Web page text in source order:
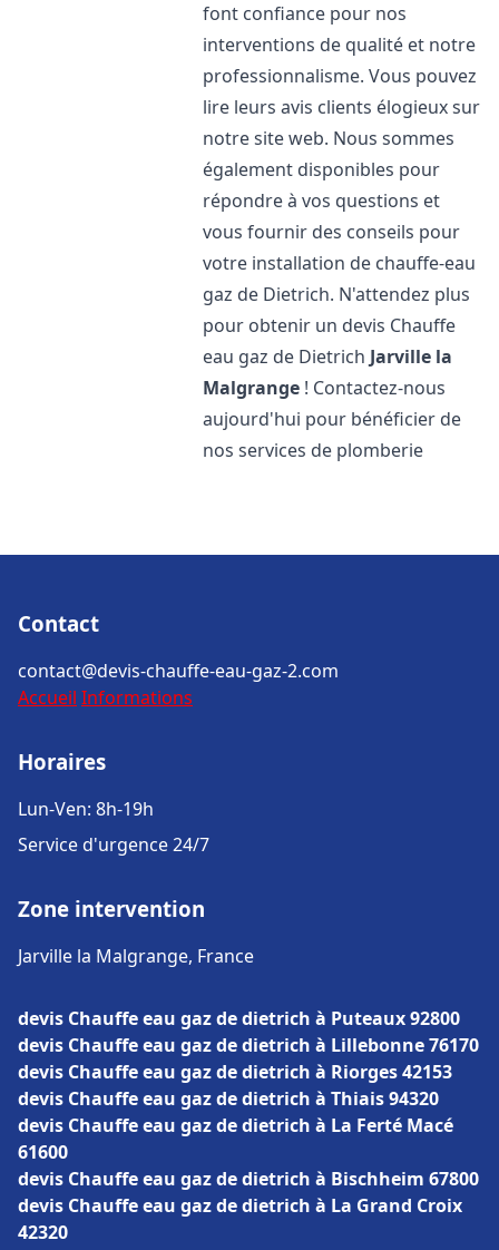
font confiance pour nos
interventions de qualité et notre
professionnalisme. Vous pouvez
lire leurs avis clients élogieux sur
notre site web. Nous sommes
également disponibles pour
répondre à vos questions et
vous fournir des conseils pour
votre installation de chauffe-eau
gaz de Dietrich. N'attendez plus
pour obtenir un devis Chauffe
eau gaz de Dietrich Jarville la
Malgrange ! Contactez-nous
aujourd'hui pour bénéficier de
nos services de plomberie
Contact
contact@devis-chauffe-eau-gaz-2.com
Accueil Informations
Horaires
Lun-Ven: 8h-19h
Service d'urgence 24/7
Zone intervention
Jarville la Malgrange, France
devis Chauffe eau gaz de dietrich à Puteaux 92800
devis Chauffe eau gaz de dietrich à Lillebonne 76170
devis Chauffe eau gaz de dietrich à Riorges 42153
devis Chauffe eau gaz de dietrich à Thiais 94320
devis Chauffe eau gaz de dietrich à La Ferté Macé
61600
devis Chauffe eau gaz de dietrich à Bischheim 67800
devis Chauffe eau gaz de dietrich à La Grand Croix
42320